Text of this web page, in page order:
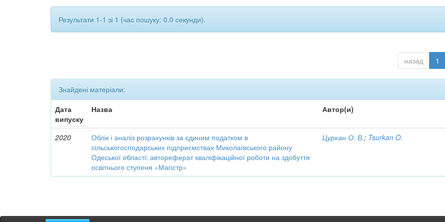
Результати 1-1 зі 1 (час пошуку: 0.0 секунди).
назад 1
Знайдені матеріали:
Дата
випуску
Назва Автор(и)
2020
Облік і аналіз розрахунків за єдиним податком в
сільськогосподарських підприємствах Миколаївського району
Одеської області: автореферат кваліфікаційної роботи на здобуття
освітнього ступеня «Магістр»
Цуркан О. В.; Tsurkan O.